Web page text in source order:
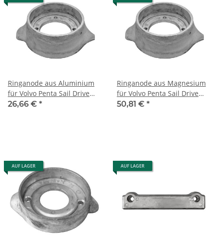
Ringanode aus Aluminium
für Volvo Penta Sail Drive
110
26,66 € *
Ringanode aus Magnesium
für Volvo Penta Sail Drive
110
50,81 € *
AUF LAGER AUF LAGER